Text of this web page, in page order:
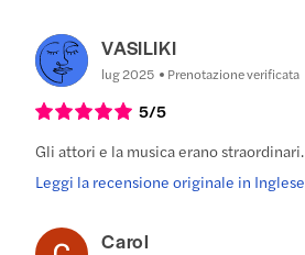
VASILIKI
lug 2025 Prenotazione verificata
5/5
Gli attori e la musica erano straordinari.
Leggi la recensione originale in Inglese
Carol